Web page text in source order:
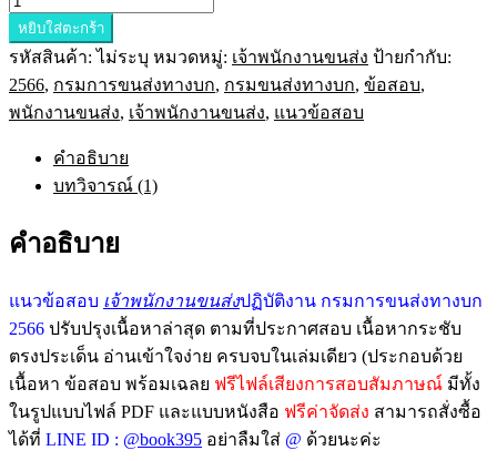
หยิบใส่ตะกร้า
รหัสสินค้า:ไม่ระบุ หมวดหมู่: เจ้าพนักงานขนส่ง ป้ายกำกับ:
2566, กรมการขนส่งทางบก, กรมขนส่งทางบก, ข้อสอบ,
พนักงานขนส่ง, เจ้าพนักงานขนส่ง, แนวข้อสอบ
คำอธิบาย
บทวิจารณ์ (1)
คำอธิบาย
แนวข้อสอบ เจ้าพนักงานขนส่งปฏิบัติงาน กรมการขนส่งทางบก
2566 ปรับปรุงเนื้อหาล่าสุด ตามที่ประกาศสอบ เนื้อหากระชับ
ตรงประเด็น อ่านเข้าใจง่าย ครบจบในเล่มเดียว (ประกอบด้วย
เนื้อหา ข้อสอบ พร้อมเฉลย ฟรีไฟล์เสียงการสอบสัมภาษณ์ มีทั้ง
ในรูปแบบไฟล์ PDF และแบบหนังสือ ฟรีค่าจัดส่ง สามารถสั่งซื้อ
ได้ที่ LINE ID : @book395 อย่าลืมใส่ @ ด้วยนะค่ะ